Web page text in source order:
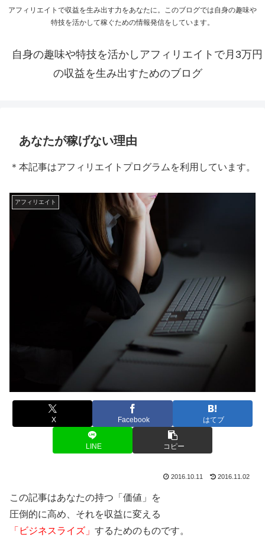
アフィリエイトで収益を生み出す力をあなたに。このブログでは自身の趣味や
特技を活かして稼ぐための情報発信をしています。
自身の趣味や特技を活かしアフィリエイトで月3万円
の収益を生み出すためのブログ
あなたが稼げない理由
＊本記事はアフィリエイトプログラムを利用しています。
アフィリエイト
X Facebook はてブ
LINE コピー
2016.10.11 2016.11.02
この記事はあなたの持つ「価値」を
圧倒的に高め、それを収益に変える
「ビジネスライズ」 するためのものです。